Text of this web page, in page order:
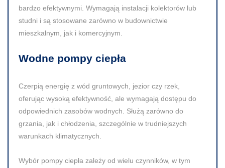
bardzo efektywnymi. Wymagają instalacji kolektorów lub
studni i są stosowane zarówno w budownictwie
mieszkalnym, jak i komercyjnym.
Wodne pompy ciepła
Czerpią energię z wód gruntowych, jezior czy rzek,
oferując wysoką efektywność, ale wymagają dostępu do
odpowiednich zasobów wodnych. Służą zarówno do
grzania, jak i chłodzenia, szczególnie w trudniejszych
warunkach klimatycznych.
Wybór pompy ciepła zależy od wielu czynników, w tym